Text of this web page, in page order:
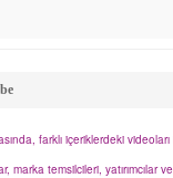
farklı içeriklerdeki
marka temsilcileri,